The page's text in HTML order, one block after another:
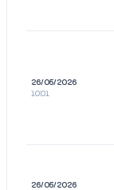
26/05/2026
10:01
26/05/2026